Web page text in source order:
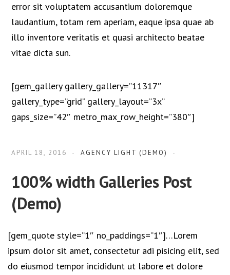
error sit voluptatem accusantium doloremque
laudantium, totam rem aperiam, eaque ipsa quae ab
illo inventore veritatis et quasi architecto beatae
vitae dicta sun.
[gem_gallery gallery_gallery=”11317″
gallery_type=”grid” gallery_layout=”3x”
gaps_size=”42″ metro_max_row_height=”380″]
APRIL 18, 2016 AGENCY LIGHT (DEMO)
100% width Galleries Post
(Demo)
[gem_quote style=”1″ no_paddings=”1″]…Lorem
ipsum dolor sit amet, consectetur adi pisicing elit, sed
do eiusmod tempor incididunt ut labore et dolore